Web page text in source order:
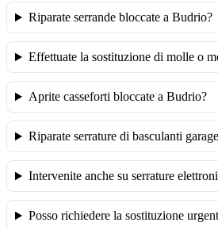
Riparate serrande bloccate a Budrio?
Effettuate la sostituzione di molle o
Aprite casseforti bloccate a Budrio?
Riparate serrature di basculanti
Intervenite anche su serrature
Posso richiedere la sostituzione